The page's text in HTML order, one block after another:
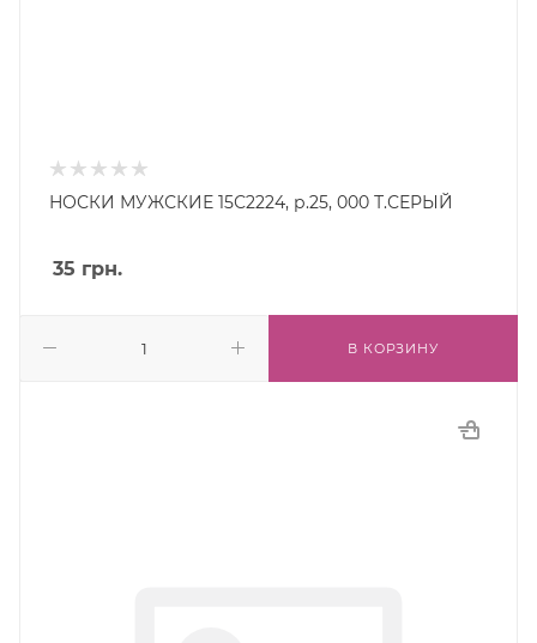
НОСКИ МУЖСКИЕ 15С2224, р.25, 000 Т.СЕРЫЙ
35 грн.
В КОРЗИНУ